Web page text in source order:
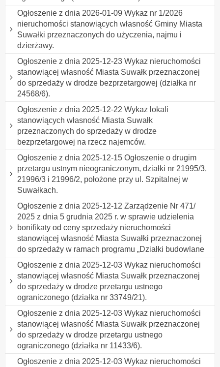
Ogłoszenie z dnia 2026-01-09 Wykaz nr 1/2026
nieruchomości stanowiących własność Gminy Miasta
Suwałki przeznaczonych do użyczenia, najmu i
dzierżawy.
Ogłoszenie z dnia 2025-12-23 Wykaz nieruchomości
stanowiącej własność Miasta Suwałk przeznaczonej
do sprzedaży w drodze bezprzetargowej (działka nr
24568/6).
Ogłoszenie z dnia 2025-12-22 Wykaz lokali
stanowiących własność Miasta Suwałk
przeznaczonych do sprzedaży w drodze
bezprzetargowej na rzecz najemców.
Ogłoszenie z dnia 2025-12-15 Ogłoszenie o drugim
przetargu ustnym nieograniczonym, działki nr 21995/3,
21996/3 i 21996/2, położone przy ul. Szpitalnej w
Suwałkach.
Ogłoszenie z dnia 2025-12-12 Zarządzenie Nr 471/
2025 z dnia 5 grudnia 2025 r. w sprawie udzielenia
bonifikaty od ceny sprzedaży nieruchomości
stanowiącej własność Miasta Suwałki przeznaczonej
do sprzedaży w ramach programu „Działki budowlane
Ogłoszenie z dnia 2025-12-03 Wykaz nieruchomości
stanowiącej własność Miasta Suwałk przeznaczonej
do sprzedaży w drodze przetargu ustnego
ograniczonego (działka nr 33749/21).
Ogłoszenie z dnia 2025-12-03 Wykaz nieruchomości
stanowiącej własność Miasta Suwałk przeznaczonej
do sprzedaży w drodze przetargu ustnego
ograniczonego (działka nr 11433/6).
Ogłoszenie z dnia 2025-12-03 Wykaz nieruchomości